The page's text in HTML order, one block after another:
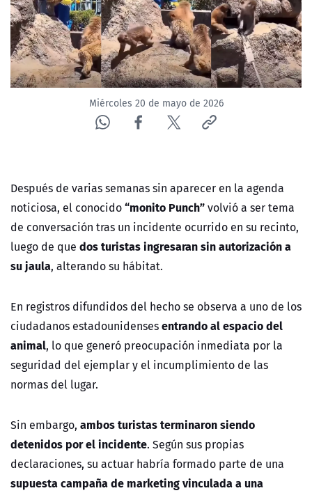
ACTUALIDAD Y TENDENCIAS
CORPORATIVO Y TRANSPARENCIA
CANAL DE DENUNCIAS
ÁREA DE PROYECTOS
Miércoles 20 de mayo de 2026
Después de varias semanas sin aparecer en la agenda
noticiosa, el conocido“monito Punch”volvió a ser tema
de conversación tras un incidente ocurrido en su recinto,
luego de que dos turistas ingresaran sin autorización a
su jaula, alterando su hábitat.
En registros difundidos del hecho se observa a uno de los
ciudadanos estadounidensesentrando al espacio del
animal, lo que generó preocupación inmediata por la
seguridad del ejemplar y el incumplimiento de las
normas del lugar.
Sin embargo, ambos turistas terminaron siendo
detenidos por el incidente. Según sus propias
declaraciones, su actuar habría formado parte de una
supuesta campaña de marketing vinculada a una